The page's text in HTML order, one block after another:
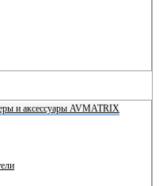
и аксессуары AVMATRIX